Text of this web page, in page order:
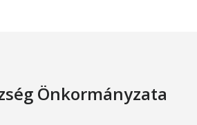
Önkormányzata